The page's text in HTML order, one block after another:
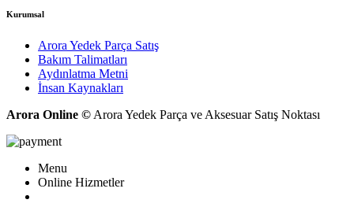
Kurumsal
Arora Yedek Parça Satış
Bakım Talimatları
Aydınlatma Metni
İnsan Kaynakları
Arora Online © Arora Yedek Parça ve Aksesuar Satış Noktası
Menu
Online Hizmetler